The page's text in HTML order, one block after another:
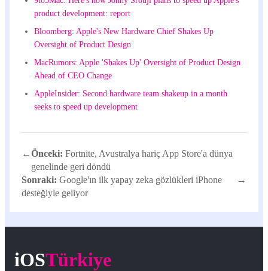
product development: report
Bloomberg: Apple's New Hardware Chief Shakes Up
Oversight of Product Design
MacRumors: Apple 'Shakes Up' Oversight of Product Design
Ahead of CEO Change
AppleInsider: Second hardware team shakeup in a month
seeks to speed up development
←Önceki: Fortnite, Avustralya hariç App Store'a dünya
genelinde geri döndü
Sonraki: Google'ın ilk yapay zeka gözlükleri iPhone
desteğiyle geliyor
→
iOSTürkiye